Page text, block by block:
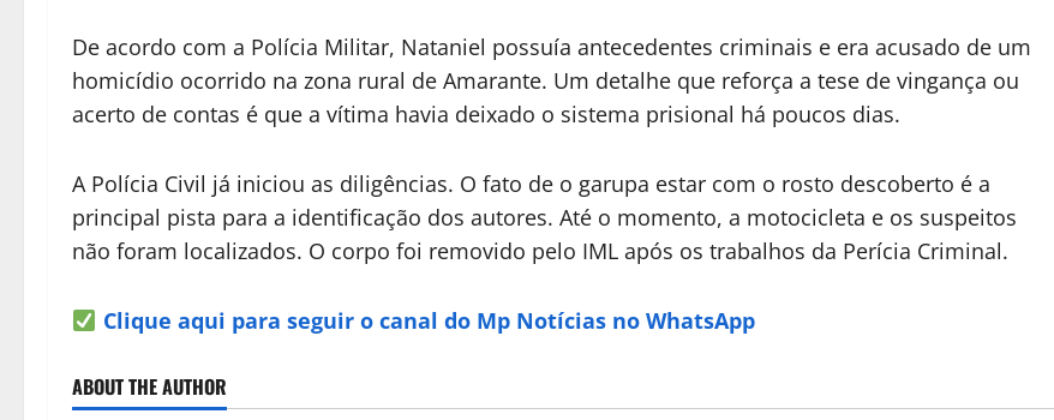
De acordo com a Polícia Militar, Nataniel possuía antecedentes criminais e era acusado de um
homicídio ocorrido na zona rural de Amarante. Um detalhe que reforça a tese de vingança ou
acerto de contas é que a vítima havia deixado o sistema prisional há poucos dias.
A Polícia Civil já iniciou as diligências. O fato de o garupa estar com o rosto descoberto é a
principal pista para a identificação dos autores. Até o momento, a motocicleta e os suspeitos
não foram localizados. O corpo foi removido pelo IML após os trabalhos da Perícia Criminal.
Clique aqui para seguir o canal do Mp Notícias no WhatsApp
ABOUT THE AUTHOR